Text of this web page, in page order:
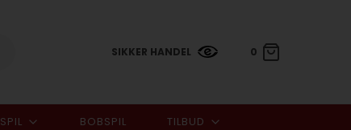
SIKKER HANDEL 0
SPIL BOBSPIL TILBUD